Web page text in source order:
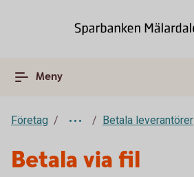
Meny
Företag Betala leverantörer
Betala via fil